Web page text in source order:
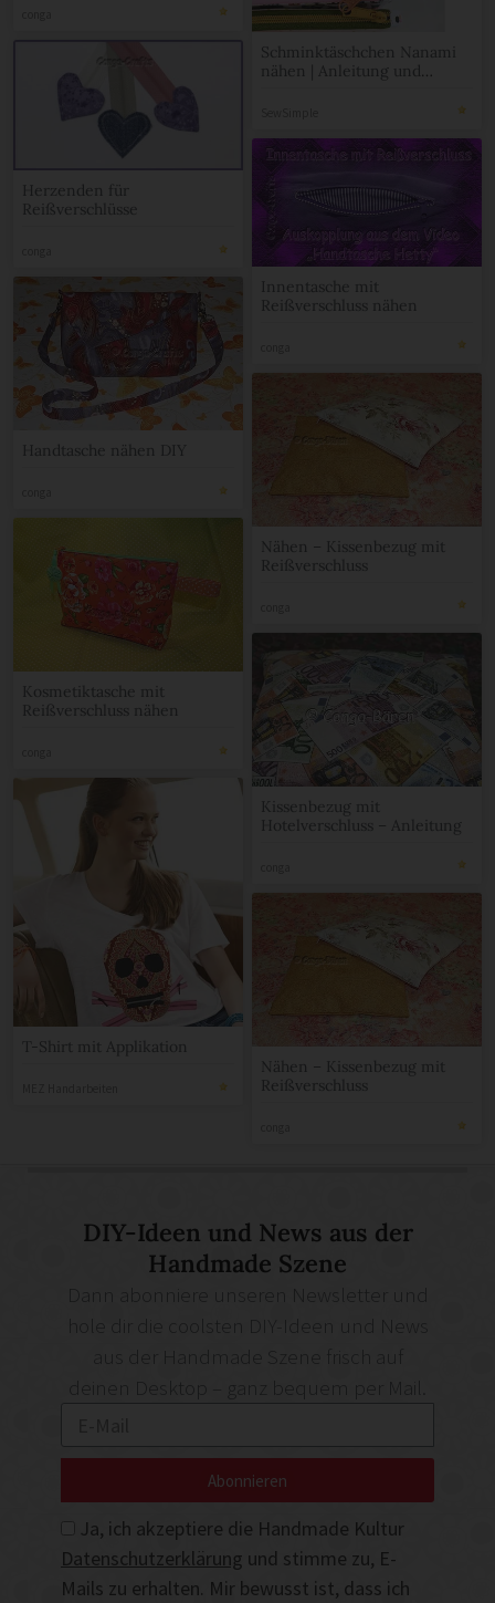
Schminktäschchen Nanami
nähen | Anleitung und
Herzenden für
Reißverschlüsse
Innentasche mit
Reißverschluss nähen
Handtasche nähen DIY
Nähen – Kissenbezug mit
Reißverschluss
Kosmetiktasche mit
Reißverschluss nähen
Kissenbezug mit
Hotelverschluss – Anleitung
T-Shirt mit Applikation
Nähen – Kissenbezug mit
Reißverschluss
DIY-Ideen und News aus der
Handmade Szene
deinen Desktop – ganz bequem per Mail.
Ja, ich akzeptiere die Handmade Kultur
Datenschutzerklärung und stimme zu, E-
Mails zu erhalten. Mir bewusst ist, dass ich
Abonnieren